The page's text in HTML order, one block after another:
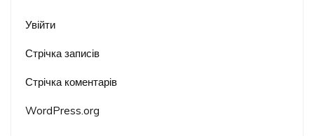
Увійти
Стрічка записів
Стрічка коментарів
WordPress.org